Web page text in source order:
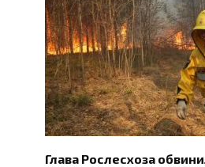
Глава Рослесхоза